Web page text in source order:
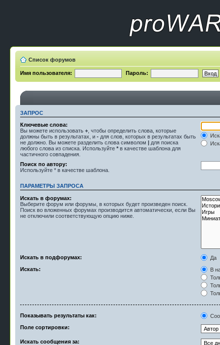
Список форумов
Имя пользователя: Пароль:
ЗАПРОС
Ключевые слова:
Вы можете использовать + , чтобы определить слова, которые
должны быть в результатах, и - для слов, которых в результатах быть
не должно. Вы можете разделить слова символом | для поиска
любого слова из списка. Используйте * в качестве шаблона для
частичного совпадения.
Поиск по автору:
Используйте * в качестве шаблона.
ПАРАМЕТРЫ ЗАПРОСА
Искать в форумах:
Выберите форум или форумы, в которых будет произведен поиск.
Поиск во вложенных форумах производится автоматически, если Вы
не отключили соответствующую опцию ниже.
Искать в подфорумах:
Да
Искать:
В
Показывать результаты как:
Поле сортировки:
Искать сообщения за: